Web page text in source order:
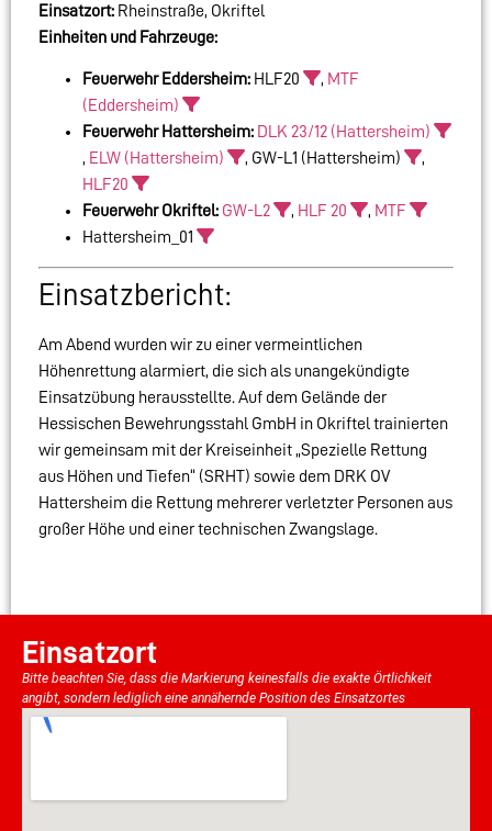
Einsatzort: Rheinstraße, Okriftel
Einheiten und Fahrzeuge:
Feuerwehr Eddersheim: HLF20 , MTF
(Eddersheim)
Feuerwehr Hattersheim: DLK 23/12 (Hattersheim)
, ELW (Hattersheim) , GW-L1 (Hattersheim)
,
HLF20
Feuerwehr Okriftel: GW-L2 , HLF 20 , MTF
Hattersheim_01
Einsatzbericht:
Am Abend wurden wir zu einer vermeintlichen
Höhenrettung alarmiert, die sich als unangekündigte
Einsatzübung herausstellte. Auf dem Gelände der
Hessischen Bewehrungsstahl GmbH in Okriftel trainierten
wir gemeinsam mit der Kreiseinheit „Spezielle Rettung
aus Höhen und Tiefen“ (SRHT) sowie dem DRK OV
Hattersheim die Rettung mehrerer verletzter Personen aus
großer Höhe und einer technischen Zwangslage.
Einsatzort
Bitte beachten Sie, dass die Markierung keinesfalls die exakte Örtlichkeit
angibt, sondern lediglich eine annähernde Position des Einsatzortes